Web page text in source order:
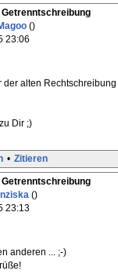
()
23:06
der alten
Dir ;)
• Zitieren
()
23:13
anderen ... ;-)